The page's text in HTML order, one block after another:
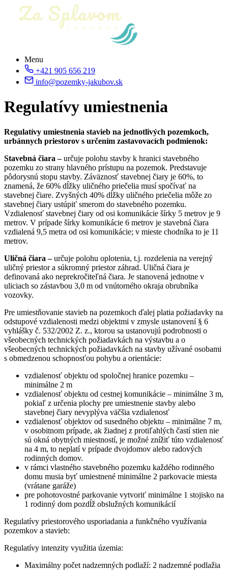
Menu
+421 905 656 219
info@pozemky-jakubov.sk
Regulatívy umiestnenia
Regulatívy umiestnenia stavieb na jednotlivých pozemkoch,
urbánnych priestorov s určením zastavovacích podmienok:
Stavebná čiara –určuje polohu stavby k hranici stavebného
pozemku zo strany hlavného prístupu na pozemok. Predstavuje
pôdorysnú stopu stavby. Záväznosť stavebnej čiary je 60%, to
znamená, že 60% dĺžky uličného priečelia musí spočívať na
stavebnej čiare. Zvyšných 40% dĺžky uličného priečelia môže zo
stavebnej čiary ustúpiť smerom do stavebného pozemku.
Vzdialenosť stavebnej čiary od osi komunikácie šírky 5 metrov je 9
metrov. V prípade šírky komunikácie 6 metrov je stavebná čiara
vzdialená 9,5 metra od osi komunikácie; v mieste chodníka to je 11
metrov.
Uličná čiara –určuje polohu oplotenia, t.j. rozdelenia na verejný
uličný priestor a súkromný priestor záhrad. Uličná čiara je
definovaná ako neprekročiteľná čiara. Je stanovená jednotne v
uliciach so zástavbou 3,0 m od vnútorného okraja obrubníka
vozovky.
Pre umiestňovanie stavieb na pozemkoch ďalej platia požiadavky na
odstupové vzdialenosti medzi objektmi v zmysle ustanovení § 6
vyhlášky č. 532/2002 Z. z., ktorou sa ustanovujú podrobnosti o
všeobecných technických požiadavkách na výstavbu a o
všeobecných technických požiadavkách na stavby užívané osobami
s obmedzenou schopnosťou pohybu a orientácie:
vzdialenosť objektu od spoločnej hranice pozemku –
minimálne 2 m
vzdialenosť objektu od cestnej komunikácie – minimálne 3 m,
pokiaľ z určenia plochy pre umiestnenie stavby alebo
stavebnej čiary nevyplýva väčšia vzdialenosť
vzdialenosť objektov od susedného objektu – minimálne 7 m,
v osobitnom prípade, ak žiadnej z protiľahlých častí stien nie
sú okná obytných miestností, je možné znížiť túto vzdialenosť
na 4 m, to neplatí v prípade dvojdomov alebo radových
rodinných domov.
v rámci vlastného stavebného pozemku každého rodinného
domu musia byť umiestnené minimálne 2 parkovacie miesta
(vrátane garáže)
pre pohotovostné parkovanie vytvoriť minimálne 1 stojisko na
1 rodinný dom pozdĺž obslužných komunikácií
Regulatívy priestorového usporiadania a funkčného využívania
pozemkov a stavieb:
Regulatívy intenzity využitia územia:
Maximálny počet nadzemných podlaží: 2 nadzemné podlažia